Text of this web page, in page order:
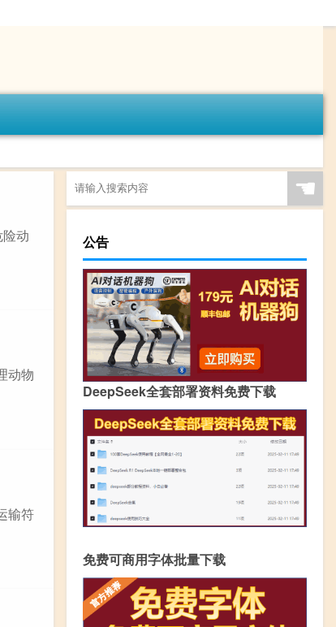
动
动物
输符
☚
公告
DeepSeek全套部署资料免费下载
免费可商用字体批量下载